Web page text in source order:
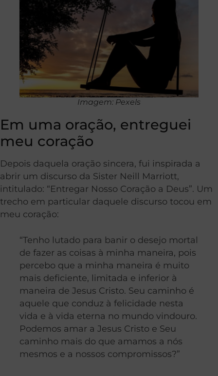
Imagem: Pexels
Em uma oração, entreguei
meu coração
Depois daquela oração sincera, fui inspirada a
abrir um discurso da Sister Neill Marriott,
intitulado: “Entregar Nosso Coração a Deus”. Um
trecho em particular daquele discurso tocou em
meu coração:
“Tenho lutado para banir o desejo mortal
de fazer as coisas à minha maneira, pois
percebo que a minha maneira é muito
mais deficiente, limitada e inferior à
maneira de Jesus Cristo. Seu caminho é
aquele que conduz à felicidade nesta
vida e à vida eterna no mundo vindouro.
Podemos amar a Jesus Cristo e Seu
caminho mais do que amamos a nós
mesmos e a nossos compromissos?”